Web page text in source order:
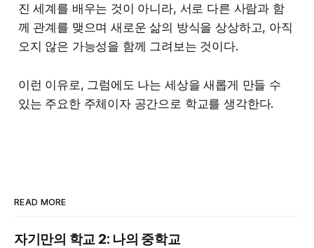
진 세계를 배우는 것이 아니라, 서로 다른 사람과 함
께 관계를 맺으며 새로운 삶의 방식을 상상하고, 아직
오지 않은 가능성을 함께 그려보는 것이다.
이런 이유로, 그럼에도 나는 세상을 새롭게 만들 수
있는 주요한 주체이자 공간으로 학교를 생각한다.
READ MORE
자기만의 학교 2: 나의 중학교